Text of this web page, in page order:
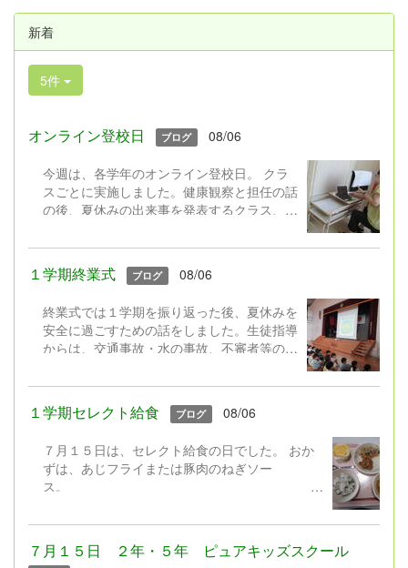
新着
5件
オンライン登校日 ブログ 08/06
今週は、各学年のオンライン登校日。 クラ
スごとに実施しました。健康観察と担任の話
の後、夏休みの出来事を発表するクラス、ク
聞かせをするクラス,、学級園の作物の様子
を中継するクラス・・・活動はそれぞれでし
たが、画面越しに久しぶりに会うクラスの友
児童クラブの子は、朝学校に来て行
いました。
１学期終業式 ブログ 08/06
終業式では１学期を振り返った後、夏休みを
安全に過ごすための話をしました。生徒指導
からは、交通事故・水の事故、不審者等の事
やネットモラルの話をしました。 ２年生に
よる「勇気１００％」の歌の発表もありまし
た。元気100％の歌声で全校みんなが元気を
たが、みんな嬉しそうに下校していきまし
た。
１学期セレクト給食 ブログ 08/06
７月１５日は、セレクト給食の日でした。 おか
ずは、あじフライまたは豚肉のねぎソー
ス。
ゼリー。 暑いと食欲が落ちやすいですが、みん
なの好きなわかめごはんに冷たいデザートなど、
食べやすいメニューを組み合わせたセレクト給食
７月１５日 ２年・５年 ピュアキッズスクール